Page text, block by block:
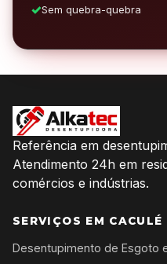
Sem quebra-quebra
Referência em
Atendimento 24h em
comércios e indústrias.
SERVIÇOS EM CACULÉ
Desentupimento de Esgoto